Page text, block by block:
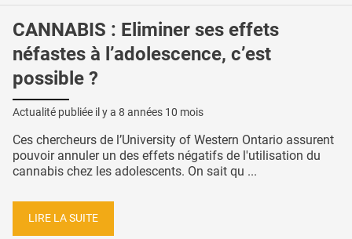
CANNABIS : Eliminer ses effets
néfastes à l’adolescence, c’est
possible ?
Actualité publiée il y a 8 années 10 mois
Ces chercheurs de l’University of Western Ontario assurent
pouvoir annuler un des effets négatifs de l'utilisation du
cannabis chez les adolescents. On sait qu ...
LIRE LA SUITE